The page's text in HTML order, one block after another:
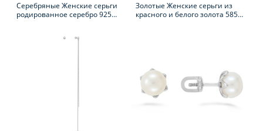
Серебряные Женские серьги
родированное серебро 925
Золотые Женские серьги из
красного и белого золота 585